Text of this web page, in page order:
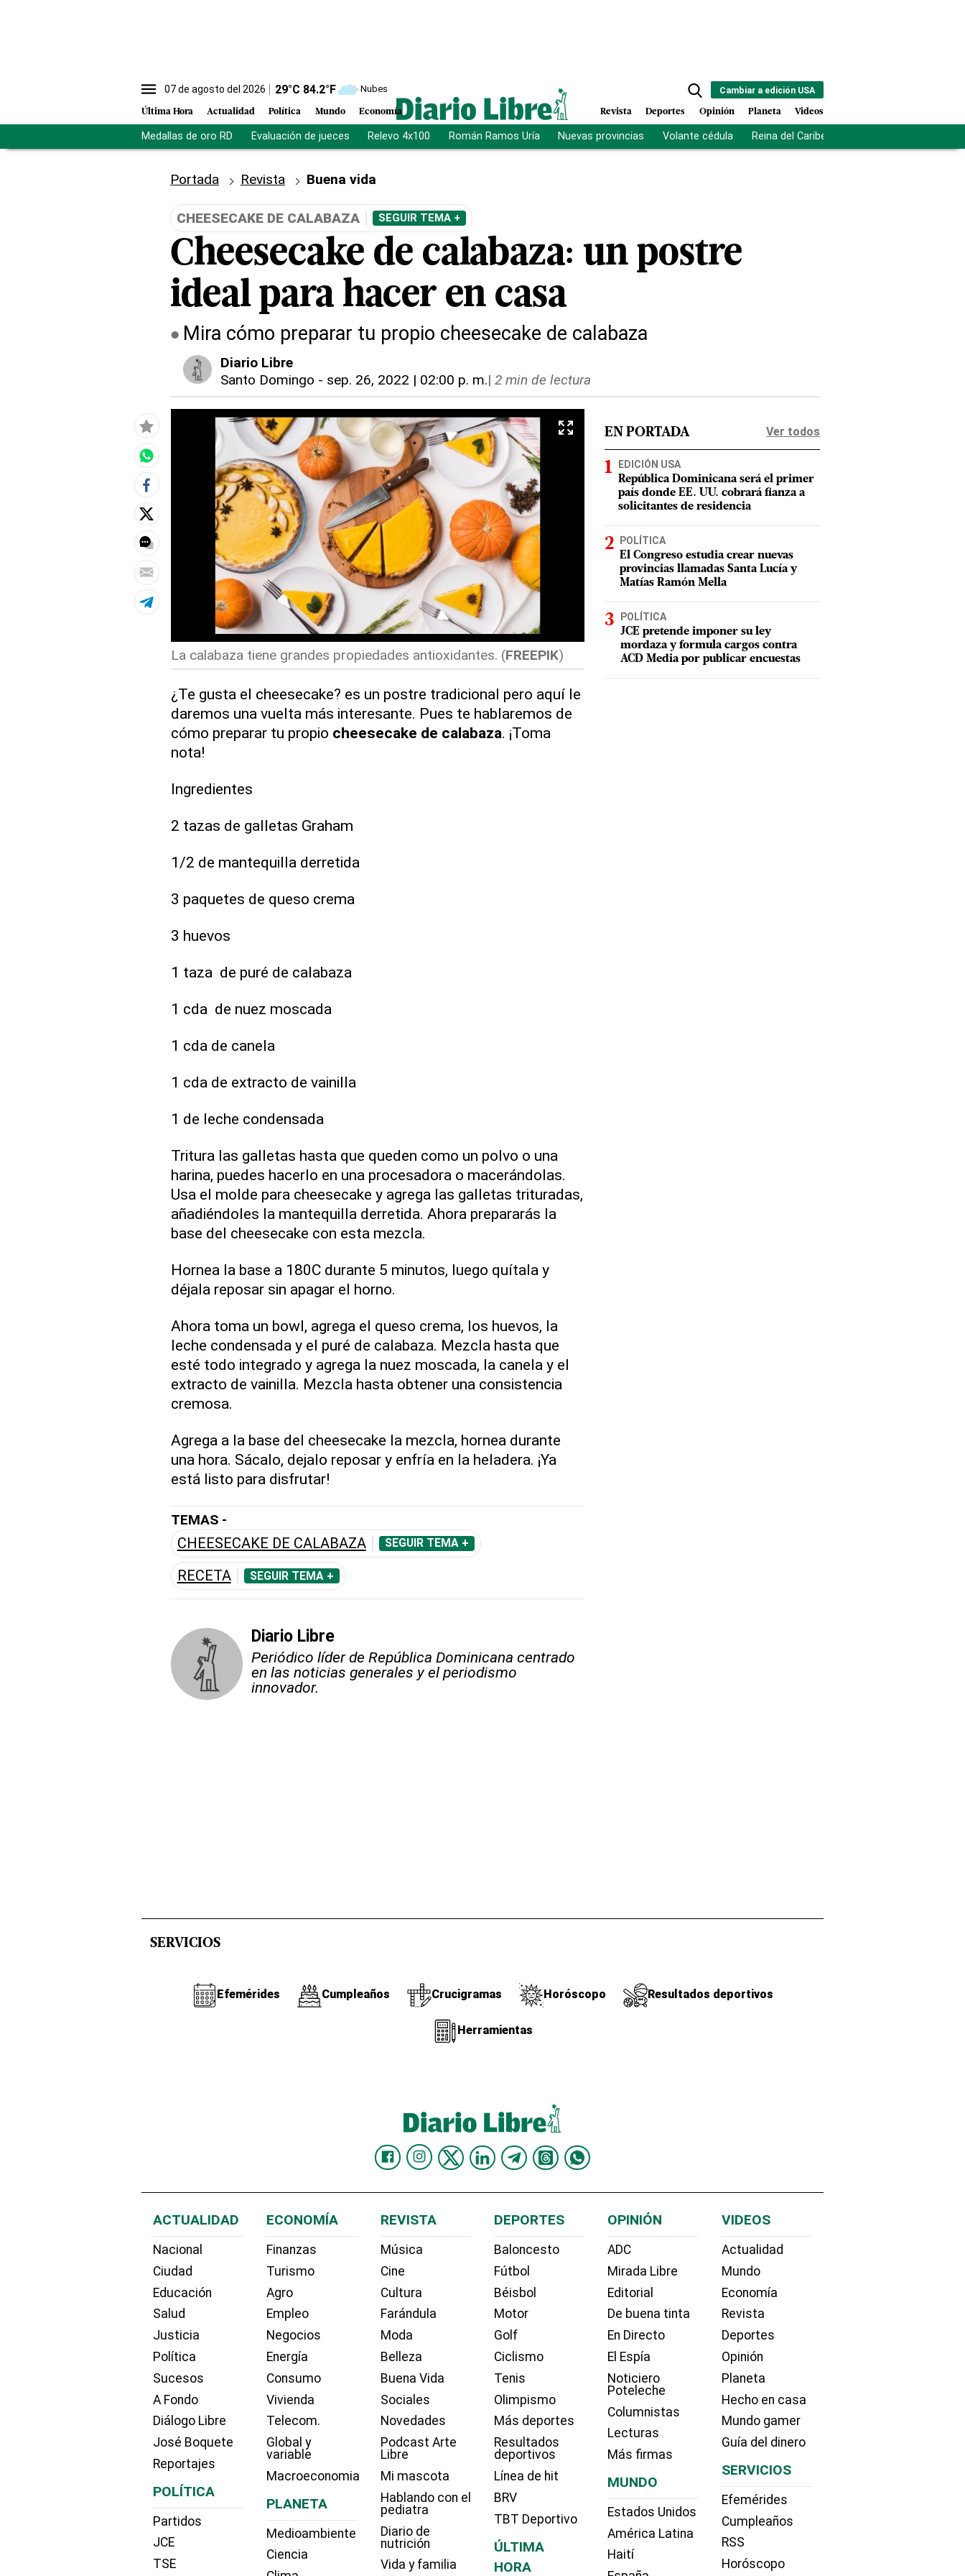
07 de agosto del 2026 29°C 84.2°F Nubes
Última Hora Actualidad Política Mundo Economía
Cambiar a edición USA
Revista Deportes Opinión Planeta Videos
Medallas de oro RD Evaluación de jueces Relevo 4x100 Román Ramos Uría Nuevas provincias Volante cédula Reina del Caribe
Portada Revista Buena vida
CHEESECAKE DE CALABAZA SEGUIR TEMA +
Cheesecake de calabaza: un postre
ideal para hacer en casa
Mira cómo preparar tu propio cheesecake de calabaza
Diario Libre
Santo Domingo - sep. 26, 2022 | 02:00 p. m.| 2 min de lectura
La calabaza tiene grandes propiedades antioxidantes. (FREEPIK)
¿Te gusta el cheesecake? es un postre tradicional pero aquí le
daremos una vuelta más interesante. Pues te hablaremos de
cómo preparar tu propio cheesecake de calabaza. ¡Toma
nota!
Ingredientes
2 tazas de galletas Graham
1/2 de mantequilla derretida
3 paquetes de queso crema
3 huevos
1 taza de puré de calabaza
1 cda de nuez moscada
1 cda de canela
1 cda de extracto de vainilla
1 de leche condensada
Tritura las galletas hasta que queden como un polvo o una
harina, puedes hacerlo en una procesadora o macerándolas.
Usa el molde para cheesecake y agrega las galletas trituradas,
añadiéndoles la mantequilla derretida. Ahora prepararás la
base del cheesecake con esta mezcla.
Hornea la base a 180C durante 5 minutos, luego quítala y
déjala reposar sin apagar el horno.
Ahora toma un bowl, agrega el queso crema, los huevos, la
leche condensada y el puré de calabaza. Mezcla hasta que
esté todo integrado y agrega la nuez moscada, la canela y el
extracto de vainilla. Mezcla hasta obtener una consistencia
cremosa.
Agrega a la base del cheesecake la mezcla, hornea durante
una hora. Sácalo, dejalo reposar y enfría en la heladera. ¡Ya
está listo para disfrutar!
TEMAS -
CHEESECAKE DE CALABAZA SEGUIR TEMA +
RECETA SEGUIR TEMA +
Diario Libre
Periódico líder de República Dominicana centrado
en las noticias generales y el periodismo
innovador.
EN PORTADA Ver todos
EDICIÓN USA
República Dominicana será el primer
país donde EE. UU. cobrará fianza a
solicitantes de residencia
POLÍTICA
El Congreso estudia crear nuevas
provincias llamadas Santa Lucía y
Matías Ramón Mella
POLÍTICA
JCE pretende imponer su ley
mordaza y formula cargos contra
ACD Media por publicar encuestas
SERVICIOS
Efemérides Cumpleaños Crucigramas Horóscopo Resultados deportivos
Herramientas
ACTUALIDAD
Nacional
Ciudad
Educación
Salud
Justicia
Política
Sucesos
A Fondo
Diálogo Libre
José Boquete
Reportajes
POLÍTICA
Partidos
JCE
TSE
ECONOMÍA
Finanzas
Turismo
Agro
Empleo
Negocios
Energía
Consumo
Vivienda
Telecom.
Global y
variable
Macroeconomia
PLANETA
Medioambiente
Ciencia
REVISTA
Música
Cine
Cultura
Farándula
Moda
Belleza
Buena Vida
Sociales
Novedades
Podcast Arte
Libre
Mi mascota
Hablando con el
pediatra
Diario de
nutrición
Vida y familia
DEPORTES
Baloncesto
Fútbol
Béisbol
Motor
Golf
Ciclismo
Tenis
Olimpismo
Más deportes
Resultados
deportivos
Línea de hit
BRV
TBT Deportivo
ÚLTIMA
HORA
OPINIÓN
ADC
Mirada Libre
Editorial
De buena tinta
En Directo
El Espía
Noticiero
Poteleche
Columnistas
Lecturas
Más firmas
MUNDO
Estados Unidos
América Latina
Haití
VIDEOS
Actualidad
Mundo
Economía
Revista
Deportes
Opinión
Planeta
Hecho en casa
Mundo gamer
Guía del dinero
SERVICIOS
Efemérides
Cumpleaños
RSS
Horóscopo